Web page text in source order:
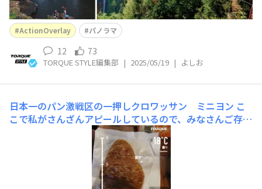
ActionOverlay パノラマ
12 73
TORQUE STYLE編集部 | 2025/05/19 | よしお
日本一のパン激戦区の一押しクロワッサン ミニヨン こ
こで私がさんざんアピールしているので、みなさんご存じ
だと思うのですが愛媛県と言えば人口当たりのパン屋さん
の数日本一のパン激戦区なんです つまり愛媛のご当地グ
ルメの一つはパン！ 今回のご当地グルメで紹介するのは
松山市の南部にあるミニヨンさん↓ミニヨン - 松山市森松